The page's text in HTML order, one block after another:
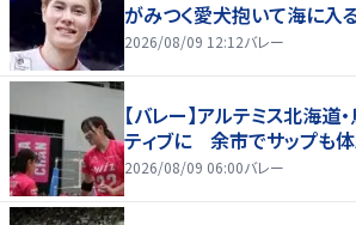
がみつく愛犬抱いて海に入
2026/08/09 12:12バレー
【バレー】アルテミス北海道
ティブに 余市でサップも
2026/08/09 06:00バレー